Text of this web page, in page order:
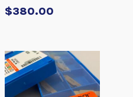
$380.00